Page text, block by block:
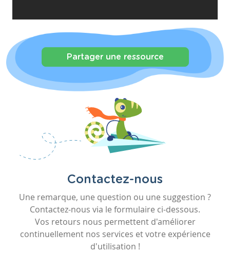
Partager une ressource
Contactez-nous
Une remarque, une question ou une suggestion ?
Contactez-nous via le formulaire ci-dessous.
Vos retours nous permettent d'améliorer
continuellement nos services et votre expérience
d'utilisation !